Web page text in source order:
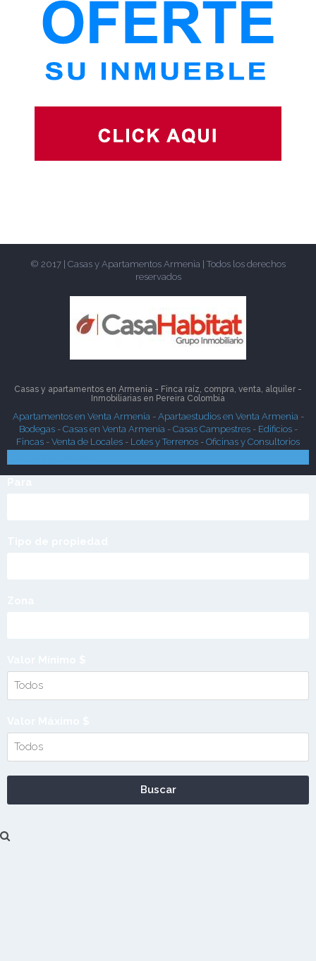
© 2017 | Casas y Apartamentos Armenia | Todos los derechos
reservados
Casas y apartamentos en Armenia - Finca raíz, compra, venta, alquiler -
Inmobiliarias en Pereira Colombia
Apartamentos en Venta Armenia - Apartaestudios en Venta Armenia -
Bodegas- Casas en Venta Armenia - Casas Campestres- Edificios-
Fincas - Venta de Locales - Lotes y Terrenos - Oficinas y Consultorios